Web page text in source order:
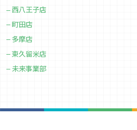
西八王子店
町田店
多摩店
東久留米店
未来事業部